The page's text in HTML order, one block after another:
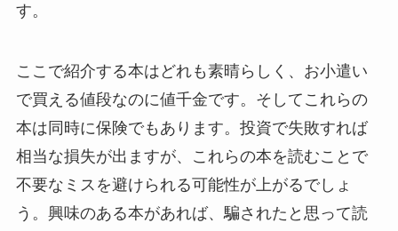
す。
ここで紹介する本はどれも素晴らしく、お小遣い
で買える値段なのに値千金です。そしてこれらの
本は同時に保険でもあります。投資で失敗すれば
相当な損失が出ますが、これらの本を読むことで
不要なミスを避けられる可能性が上がるでしょ
う。興味のある本があれば、騙されたと思って読